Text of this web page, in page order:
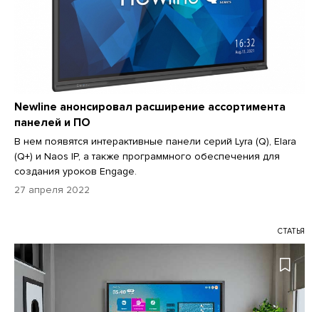
Newline анонсировал расширение ассортимента
панелей и ПО
В нем появятся интерактивные панели серий Lyra (Q), Elara
(Q+) и Naos IP, а также программного обеспечения для
создания уроков Engage.
27 апреля 2022
СТАТЬЯ